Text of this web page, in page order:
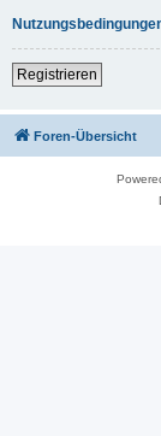
Registrieren
Foren-Übersicht